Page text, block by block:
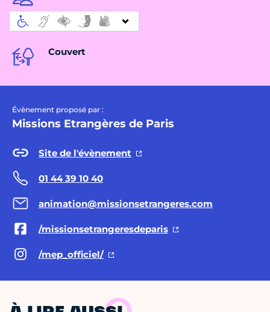
Couvert
Évènement proposé par :
Missions Etrangères de Paris
Site de l'évènement
01 44 39 10 40
animation@missionsetrangeres.com
/missionsetrangeresdeparis
/mep_officiel/